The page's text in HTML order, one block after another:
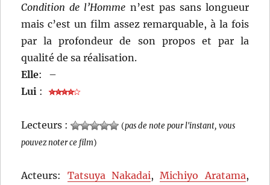
Condition de l’Homme n’est pas sans longueur
mais c’est un film assez remarquable, à la fois
par la profondeur de son propos et par la
qualité de sa réalisation.
Elle:
–
Lui :
Lecteurs : (pas de note pour l'instant, vous
pouvez noter ce film)
Acteurs: Tatsuya Nakadai,Michiyo Aratama,